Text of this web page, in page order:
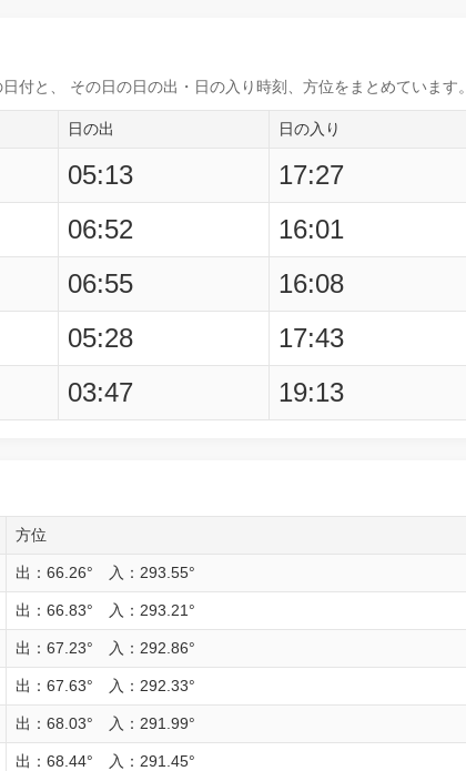
付と、 その日の日の出・日の入り時刻 、方位をまとめています。
日の出 日の入り
05:13
17:27
06:52
16:01
06:55
16:08
05:28
17:43
03:47 19:13
方位
出：66.26° 入：293.55°
出：66.83° 入：293.21°
出：67.23° 入：292.86°
出：67.63° 入：292.33°
出：68.03° 入：291.99°
出：68.44° 入：291.45°